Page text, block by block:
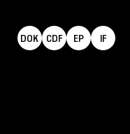
DOK CDF EP IF